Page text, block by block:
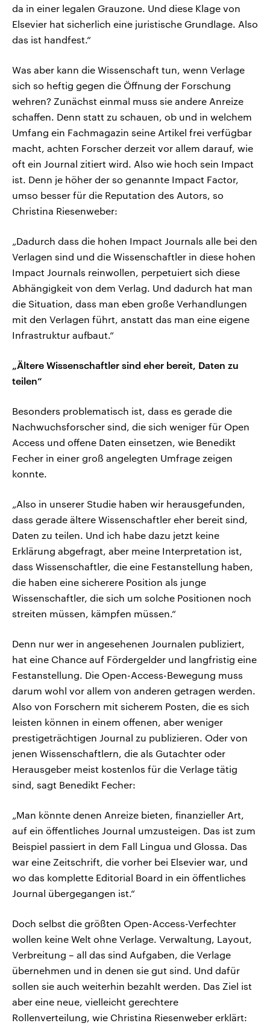
da in einer legalen Grauzone. Und diese Klage von
Elsevier hat sicherlich eine juristische Grundlage. Also
das ist handfest.“
Was aber kann die Wissenschaft tun, wenn Verlage
sich so heftig gegen die Öffnung der Forschung
wehren? Zunächst einmal muss sie andere Anreize
schaffen. Denn statt zu schauen, ob und in welchem
Umfang ein Fachmagazin seine Artikel frei verfügbar
macht, achten Forscher derzeit vor allem darauf, wie
oft ein Journal zitiert wird. Also wie hoch sein Impact
ist. Denn je höher der so genannte Impact Factor,
umso besser für die Reputation des Autors, so
Christina Riesenweber:
„Dadurch dass die hohen Impact Journals alle bei den
Verlagen sind und die Wissenschaftler in diese hohen
Impact Journals reinwollen, perpetuiert sich diese
Abhängigkeit von dem Verlag. Und dadurch hat man
die Situation, dass man eben große Verhandlungen
mit den Verlagen führt, anstatt das man eine eigene
Infrastruktur aufbaut.“
„Ältere Wissenschaftler sind eher bereit, Daten zu
teilen“
Besonders problematisch ist, dass es gerade die
Nachwuchsforscher sind, die sich weniger für Open
Access und offene Daten einsetzen, wie Benedikt
Fecher in einer groß angelegten Umfrage zeigen
konnte.
„Also in unserer Studie haben wir herausgefunden,
dass gerade ältere Wissenschaftler eher bereit sind,
Daten zu teilen. Und ich habe dazu jetzt keine
Erklärung abgefragt, aber meine Interpretation ist,
dass Wissenschaftler, die eine Festanstellung haben,
die haben eine sicherere Position als junge
Wissenschaftler, die sich um solche Positionen noch
streiten müssen, kämpfen müssen.“
Denn nur wer in angesehenen Journalen publiziert,
hat eine Chance auf Fördergelder und langfristig eine
Festanstellung. Die Open-Access-Bewegung muss
darum wohl vor allem von anderen getragen werden.
Also von Forschern mit sicherem Posten, die es sich
leisten können in einem offenen, aber weniger
prestigeträchtigen Journal zu publizieren. Oder von
jenen Wissenschaftlern, die als Gutachter oder
Herausgeber meist kostenlos für die Verlage tätig
sind, sagt Benedikt Fecher:
„Man könnte denen Anreize bieten, finanzieller Art,
auf ein öffentliches Journal umzusteigen. Das ist zum
Beispiel passiert in dem Fall Lingua und Glossa. Das
war eine Zeitschrift, die vorher bei Elsevier war, und
wo das komplette Editorial Board in ein öffentliches
Journal übergegangen ist.“
Doch selbst die größten Open-Access-Verfechter
wollen keine Welt ohne Verlage. Verwaltung, Layout,
Verbreitung – all das sind Aufgaben, die Verlage
übernehmen und in denen sie gut sind. Und dafür
sollen sie auch weiterhin bezahlt werden. Das Ziel ist
aber eine neue, vielleicht gerechtere
Rollenverteilung, wie Christina Riesenweber erklärt: